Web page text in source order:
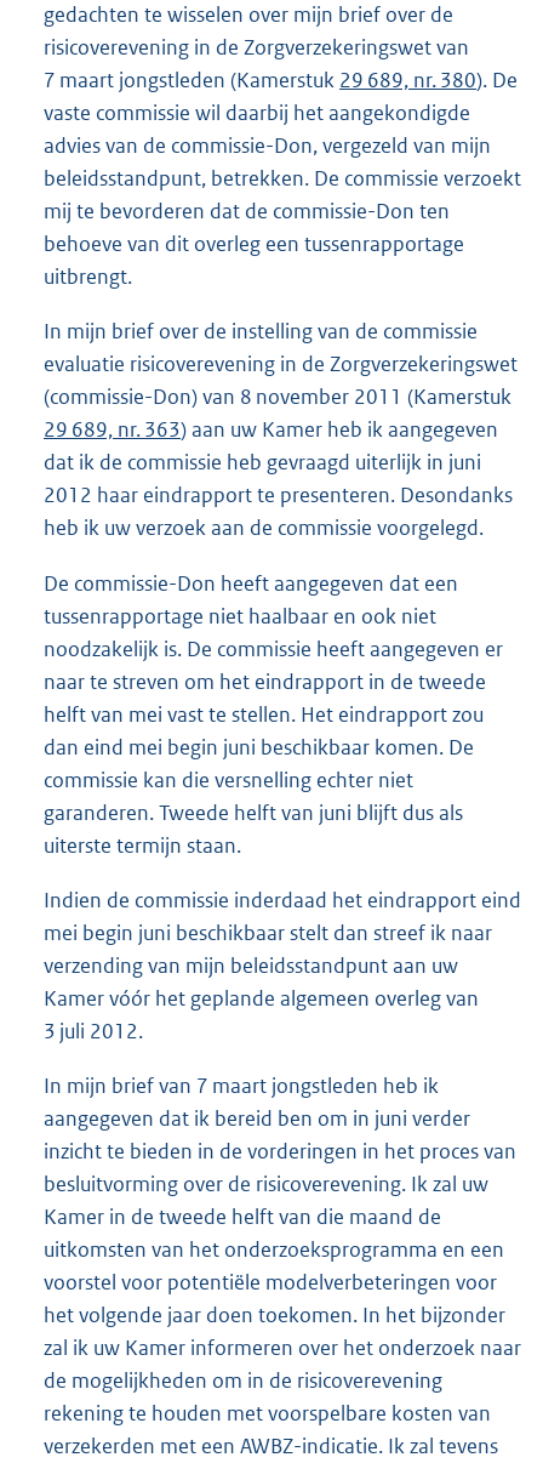
gedachten te wisselen over mijn brief over de
risicoverevening in de Zorgverzekeringswet van
7 maart jongstleden (Kamerstuk 29 689, nr. 380). De
vaste commissie wil daarbij het aangekondigde
advies van de commissie-Don, vergezeld van mijn
beleidsstandpunt, betrekken. De commissie verzoekt
mij te bevorderen dat de commissie-Don ten
behoeve van dit overleg een tussenrapportage
uitbrengt.
In mijn brief over de instelling van de commissie
evaluatie risicoverevening in de Zorgverzekeringswet
(commissie-Don) van 8 november 2011 (Kamerstuk
29 689, nr. 363) aan uw Kamer heb ik aangegeven
dat ik de commissie heb gevraagd uiterlijk in juni
2012 haar eindrapport te presenteren. Desondanks
heb ik uw verzoek aan de commissie voorgelegd.
De commissie-Don heeft aangegeven dat een
tussenrapportage niet haalbaar en ook niet
noodzakelijk is. De commissie heeft aangegeven er
naar te streven om het eindrapport in de tweede
helft van mei vast te stellen. Het eindrapport zou
dan eind mei begin juni beschikbaar komen. De
commissie kan die versnelling echter niet
garanderen. Tweede helft van juni blijft dus als
uiterste termijn staan.
Indien de commissie inderdaad het eindrapport eind
mei begin juni beschikbaar stelt dan streef ik naar
verzending van mijn beleidsstandpunt aan uw
Kamer vóór het geplande algemeen overleg van
3 juli 2012.
In mijn brief van 7 maart jongstleden heb ik
aangegeven dat ik bereid ben om in juni verder
inzicht te bieden in de vorderingen in het proces van
besluitvorming over de risicoverevening. Ik zal uw
Kamer in de tweede helft van die maand de
uitkomsten van het onderzoeksprogramma en een
voorstel voor potentiële modelverbeteringen voor
het volgende jaar doen toekomen. In het bijzonder
zal ik uw Kamer informeren over het onderzoek naar
de mogelijkheden om in de risicoverevening
rekening te houden met voorspelbare kosten van
verzekerden met een AWBZ-indicatie. Ik zal tevens